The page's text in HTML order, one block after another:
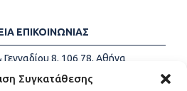
Συγκατάθεσης
ΕΠΙΚΟΙΝΩΝΙΑΣ
8, 106 78, Αθήνα
+30 213-2147500
info@kede.gr